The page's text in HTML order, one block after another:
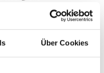
Über Cookies
der Bevollmächtigten)
der Stadt Oberhausen,